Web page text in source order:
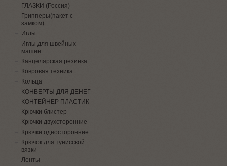
ГЛАЗКИ (Россия)
Грипперы(пакет с
замком)
Иглы
Иглы для швейных
машин
Канцелярская резинка
Ковровая техника
Кольца
КОНВЕРТЫ ДЛЯ ДЕНЕГ
КОНТЕЙНЕР ПЛАСТИК
Крючки блистер
Крючки двухсторонние
Крючки односторонние
Крючок для тунисской
вязки
Ленты